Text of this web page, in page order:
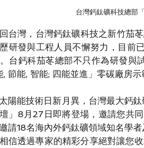
台灣鈣鈦礦科技總部
台灣，台灣鈣鈦礦科技之新竹茄
研發與工程人員不懈努力，目前
台鈣科茄苳總部不只作為研發與
, 節能, 智能; 四能並進」零碳廠房示
陽能技術日新月異，台灣最大鈣
」8月27日即將登場，邀請您共
請18名海內外鈣鈦礦領域知名學
信透過專家的精彩分享絕對讓您